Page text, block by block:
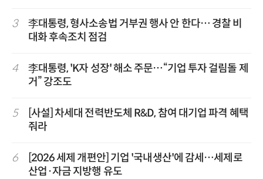
3
李대통령, 형사소송법 거부권 행사 안 한다… 경찰 비
대화 후속조치 점검
4
李대통령, 'K자 성장' 해소 주문…“기업 투자 걸림돌 제
거” 강조도
5
[사설] 차세대 전력반도체 R&D, 참여 대기업 파격 혜택
줘라
6
[2026 세제 개편안] 기업 '국내생산'에 감세…세제로
산업·자금 지방행 유도